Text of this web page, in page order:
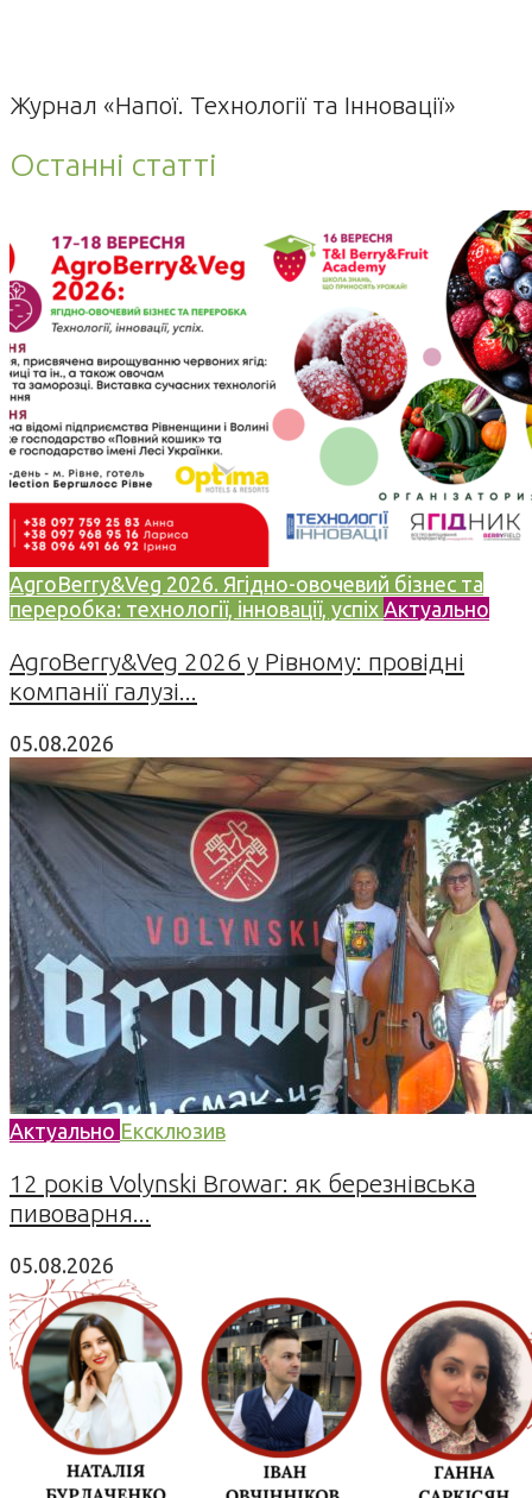
Журнал «Напої. Технології та Інновації»
Останні статті
AgroBerry&Veg 2026. Ягідно-овочевий бізнес та
переробка: технології, інновації, успіх Актуально
AgroBerry&Veg 2026 у Рівному: провідні
компанії галузі...
05.08.2026
Актуально Ексклюзив
12 років Volynski Browar: як березнівська
пивоварня...
05.08.2026